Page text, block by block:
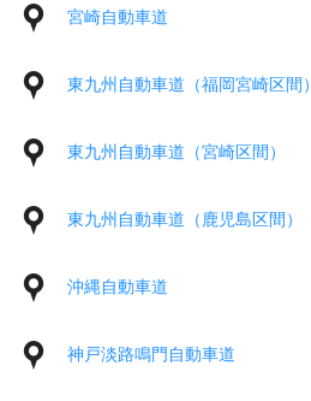
宮崎自動車道
東九州自動車道（福岡宮崎区間）
東九州自動車道（宮崎区間）
東九州自動車道（鹿児島区間）
沖縄自動車道
神戸淡路鳴門自動車道